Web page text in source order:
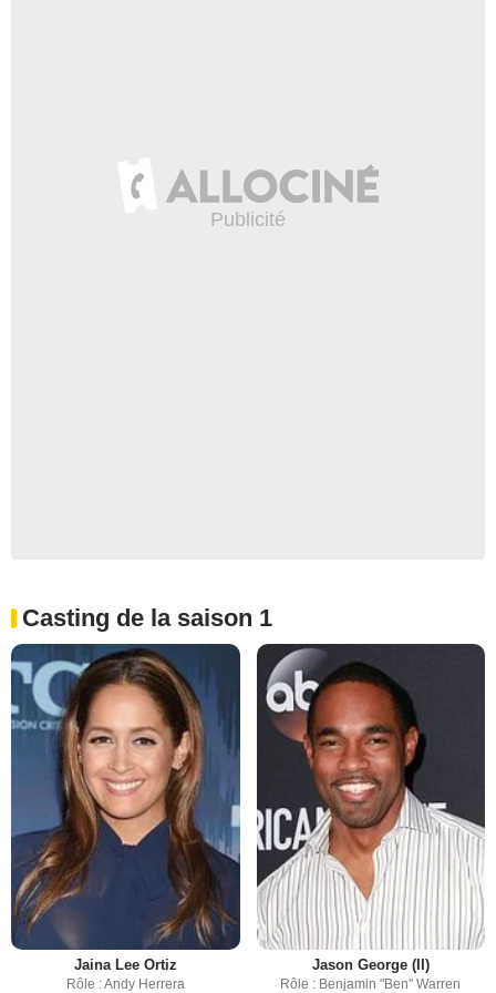
Casting de la saison 1
Jaina Lee Ortiz
Rôle : Andy Herrera
Jason George (II)
Rôle : Benjamin "Ben" Warren